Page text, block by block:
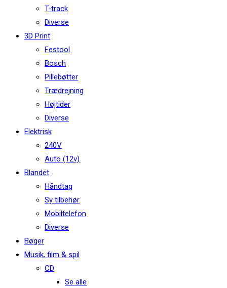
T-track
Diverse
3D Print
Festool
Bosch
Pillebøtter
Trædrejning
Højtider
Diverse
Elektrisk
240V
Auto (12v)
Blandet
Håndtag
Sy tilbehør
Mobiltelefon
Diverse
Bøger
Musik, film & spil
CD
Se alle